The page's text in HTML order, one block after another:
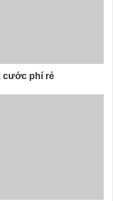
cước phí rẻ